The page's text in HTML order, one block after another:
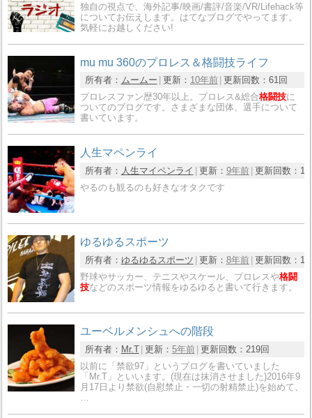
独自の視点で、海外記事/映画/書評/音楽/VR/Lifehack等
についてお伝えします。はてなブログでやってます。
気軽にお越しください!
mu mu 360のプロレス＆格闘技ライフ
所有者： ムームー 更新： 10年前 更新回数： 61回
プロレスファン歴30年以上。プロレス&総合格闘技に
ついてのブログです。さまざまな団体、選手について
書いています。
人生マペンライ
所有者： 人生マイペンライ 更新： 9年前 更新回数： 10
やるのも観るのも好きなオタクです
ゆるゆるスポーツ
所有者： ゆるゆるスポーツ 更新： 8年前 更新回数：
野球やサッカー、テニスやスケール、プロレスや格闘
技などのスポーツ情報をゆるゆると書いて行きます。
ユーベルメンシュへの階段
所有者： Mr.T 更新： 5年前 更新回数： 219回
以前に「禁欲97」というブログを書いていました
「Mr.T」といいます。(現在は抹消させました)2016年9
月17日より禁欲(自慰禁止・一切の射精禁止)を始めて、